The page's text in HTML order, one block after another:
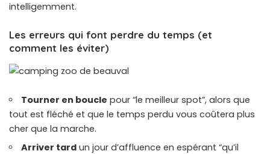
intelligemment.
Les erreurs qui font perdre du temps (et
comment les éviter)
Tourner en boucle pour “le meilleur spot”, alors que
tout est fléché et que le temps perdu vous coûtera plus
cher que la marche.
Arriver tard un jour d’affluence en espérant “qu’il